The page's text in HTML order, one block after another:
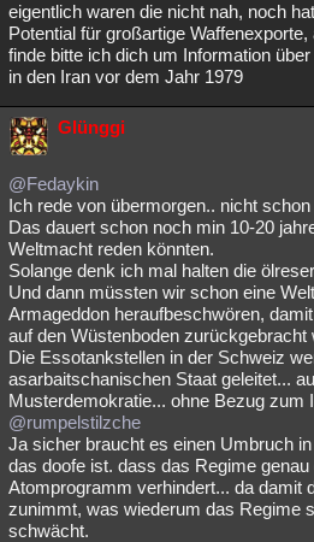
eigentlich waren die nicht nah, noch
Potential für großartige
finde bitte ich dich um Information
in den Iran vor dem Jahr 1979
Glünggi
@Fedaykin
Ich rede von übermorgen.. nicht
Das dauert schon noch min 10-20
Weltmacht reden könnten.
Solange denk ich mal halten die
Und dann müssten wir schon eine
Armageddon heraufbeschwören,
auf den Wüstenboden zurückgebracht
Die Essotankstellen in der Schweiz
asarbaitschanischen Staat geleitet...
Musterdemokratie... ohne Bezug zum
@rumpelstilzche
Ja sicher braucht es einen Umbruch
das doofe ist. dass das Regime
Atomprogramm verhindert... da damit
zunimmt, was wiederum das Regime
schwächt.